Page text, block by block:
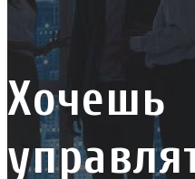
Хочешь